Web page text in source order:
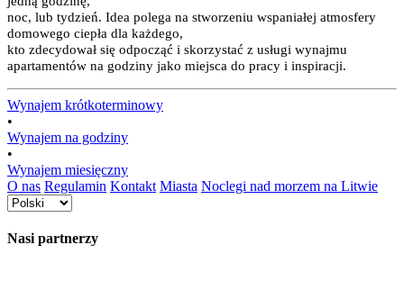
noc, lub tydzień. Idea polega na stworzeniu wspaniałej atmosfery
domowego ciepła dla każdego,
kto zdecydował się odpocząć i skorzystać z usługi wynajmu
apartamentów na godziny jako miejsca do pracy i inspiracji.
Wynajem krótkoterminowy
•
Wynajem na godziny
•
Wynajem miesięczny
O nas Regulamin Kontakt Miasta Noclegi nad morzem na Litwie
Nasi partnerzy